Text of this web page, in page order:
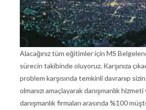
Alacağınız tüm eğitimler için MS
sürecin takibinde oluyoruz. Karşınıza
problem karşısında temkinli davranıp
olmanızı amaçlayarak danışmanlık
danışmanlık firmaları arasında %100